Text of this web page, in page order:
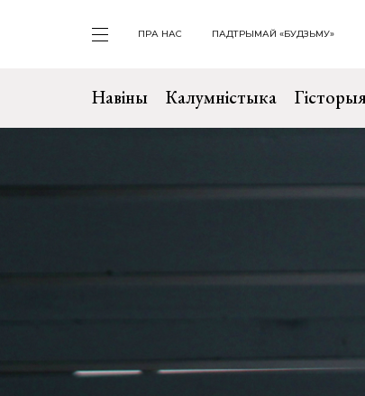
ПРА НАС ПАДТРЫМАЙ «БУДЗЬМУ»
Навіны Калумністыка